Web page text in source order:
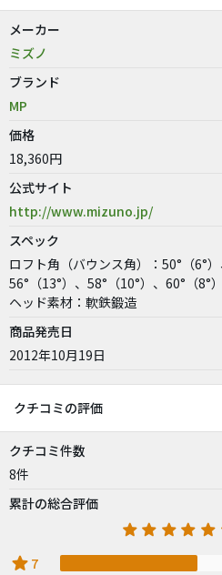
メーカー
ミズノ
ブランド
MP
価格
18,360円
公式サイト
http://www.mizuno.jp/
スペック
ロフト角（バウンス角）：50°（6°）
56°（13°）、58°（10°）、60°（8°）
ヘッド素材：軟鉄鍛造
商品発売日
2012年10月19日
クチコミの評価
クチコミ件数
8件
累計の総合評価
star 7